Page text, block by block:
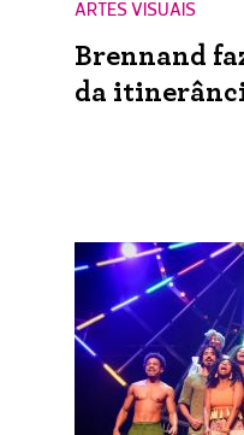
ARTES VISUAIS
Brennand
da